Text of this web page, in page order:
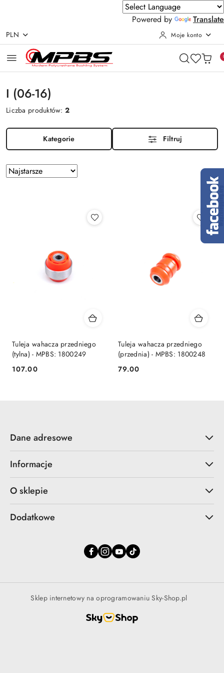
Powered by
Translate
Przejdź do treści głównej
Przejdź do wyszukiwarki
Przejdź do moje konto
Przejdź do menu głównego
Przejdź do stopki
PLN Moje konto
I (06-16)
Liczba produktów:2
Kategorie Filtruj
Zastosowano
sortowanie:
Sortuj
według
Tuleja wahacza przedniego
(tylna) - MPBS: 1800249
Cena:
107.00
Tuleja wahacza przedniego
(przednia) - MPBS: 1800248
Cena:
79.00
Dane adresowe
Informacje
O sklepie
Dodatkowe
Sklep internetowy na oprogramowaniu Sky-Shop.pl